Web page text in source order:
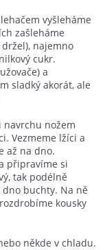
vyšleháme
zašleháme
najemno
cukr.
a
sladký akorát, ale
navrchu nožem
Vezmeme lžíci a
až na dno.
připravíme si
tak podélně
buchty. Na ně
kousky
někde v chladu.